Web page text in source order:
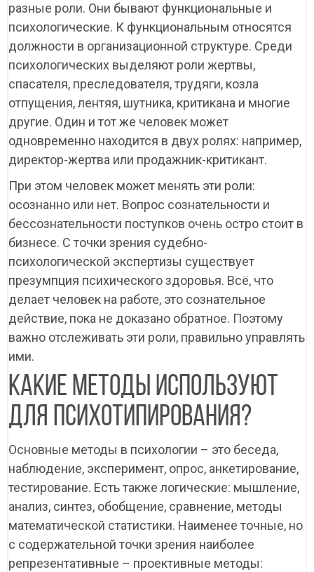
разные роли. Они бывают функциональные и
психологические. К функциональным относятся
должности в организационной структуре. Среди
психологических выделяют роли жертвы,
спасателя, преследователя, трудяги, козла
отпущения, лентяя, шутника, критикана и многие
другие. Один и тот же человек может
одновременно находится в двух ролях: например,
директор-жертва или продажник-критикант.
При этом человек может менять эти роли:
осознанно или нет. Вопрос сознательности и
бессознательности поступков очень остро стоит в
бизнесе. С точки зрения судебно-
психологической экспертизы существует
презумпция психического здоровья. Всё, что
делает человек на работе, это сознательное
действие, пока не доказано обратное. Поэтому
важно отслеживать эти роли, правильно управлять
ими.
КАКИЕ МЕТОДЫ ИСПОЛЬЗУЮТ
ДЛЯ ПСИХОТИПИРОВАНИЯ?
Основные методы в психологии – это беседа,
наблюдение, эксперимент, опрос, анкетирование,
тестирование. Есть также логические: мышление,
анализ, синтез, обобщение, сравнение, методы
математической статистики. Наименее точные, но
с содержательной точки зрения наиболее
репрезентативные – проективные методы:
Оставить заявку на
обучение
Перезвоним вам в ближайшее время. Расскажем о
программах и условиях поступления. Ответим на ваши
вопросы.
Записаться на
консультацию
Оставьте свои контактные данные и мы свяжемся с Вами в
вопросы и проконсультируем по нашим программам
обучения
Оставить заявку на
участие
подробностями и ответим на вопросы.
Найти
Master of Business Administration
Маркетинг Продажи
Финансы
Личная эффективность
Персонал